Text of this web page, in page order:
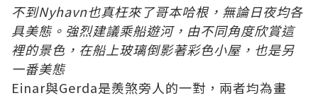
不到Nyhavn也真枉來了哥本哈根，無論日夜均各
具美態。強烈建議乘船遊河，由不同角度欣賞這
裡的景色，在船上玻璃倒影著彩色小屋，也是另
一番美態
Einar與Gerda是羨煞旁人的一對，兩者均為畫